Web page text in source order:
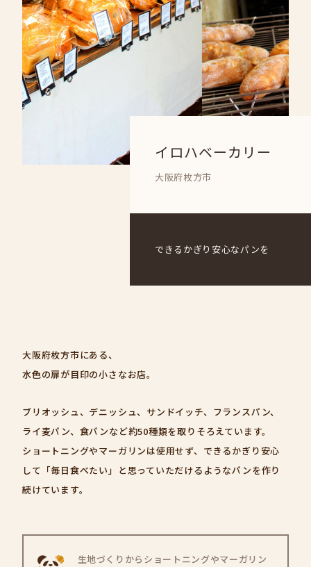
イロハベーカリー
大阪府枚方市
できるかぎり安心なパンを
大阪府枚方市にある、
水色の扉が目印の小さなお店。
ブリオッシュ、デニッシュ、サンドイッチ、フランスパン、
ライ麦パン、食パンなど約50種類を取りそろえています。
ショートニングやマーガリンは使用せず、できるかぎり安心
して「毎日食べたい」と思っていただけるようなパンを作り
続けています。
生地づくりからショートニングやマーガリン